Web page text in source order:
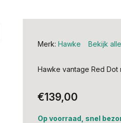
Merk: Hawke Bekijk
Hawke vantage Red Dot
€139,00
Op voorraad, snel